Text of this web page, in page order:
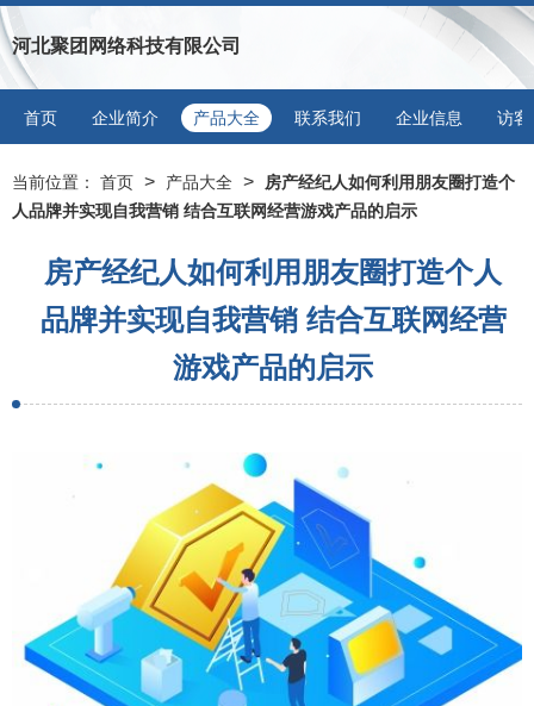
河北聚团网络科技有限公司
首页 企业简介 产品大全 联系我们 企业信息 访客
当前位置： 首页 > 产品大全 >
房产经纪人如何利用朋友圈打造个
人品牌并实现自我营销 结合互联网经营游戏产品的启示
房产经纪人如何利用朋友圈打造个人
品牌并实现自我营销 结合互联网经营
游戏产品的启示